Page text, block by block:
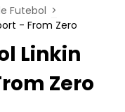
Futebol >
- From Zero
Linkin
Zero